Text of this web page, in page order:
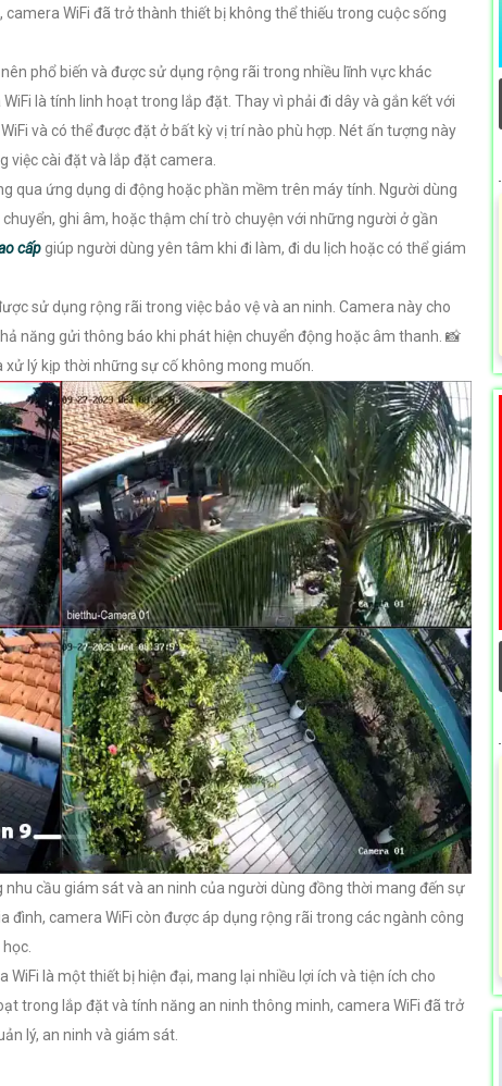
WiFi đã trở thành thiết bị không thể thiếu trong cuộc sống
phổ biến và được sử dụng rộng rãi trong nhiều lĩnh vực khác
là tính linh hoạt trong lắp đặt. Thay vì phải đi dây và gắn kết với
và có thể được đặt ở bất kỳ vị trí nào phù hợp. Nét ấn tượng này
việc cài đặt và lắp đặt camera.
qua ứng dụng di động hoặc phần mềm trên máy tính. Người dùng
ghi âm, hoặc thậm chí trò chuyện với những người ở gần
cấp giúp người dùng yên tâm khi đi làm, đi du lịch hoặc có thể giám
sử dụng rộng rãi trong việc bảo vệ và an ninh. Camera này cho
năng gửi thông báo khi phát hiện chuyển động hoặc âm thanh. 📸
lý kịp thời những sự cố không mong muốn.
cầu giám sát và an ninh của người dùng đồng thời mang đến sự
đình, camera WiFi còn được áp dụng rộng rãi trong các ngành công
WiFi là một thiết bị hiện đại, mang lại nhiều lợi ích và tiện ích cho
trong lắp đặt và tính năng an ninh thông minh, camera WiFi đã trở
lý, an ninh và giám sát.